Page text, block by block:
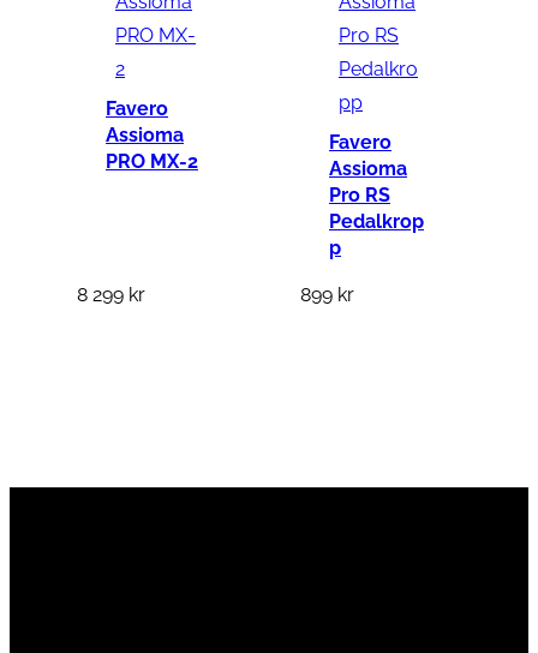
Favero
Assioma
PRO MX-2
8 299 kr
Favero
Assioma
Pro RS
Pedalkrop
p
899 kr